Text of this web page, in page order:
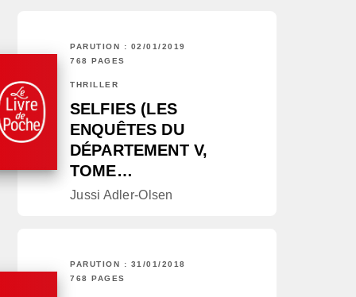
PARUTION : 02/01/2019
768 PAGES
THRILLER
SELFIES (LES
ENQUÊTES DU
DÉPARTEMENT V,
TOME…
Jussi Adler-Olsen
PARUTION : 31/01/2018
768 PAGES